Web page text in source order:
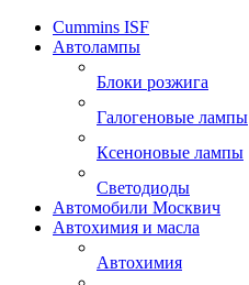
Cummins ISF
Автолампы
Блоки розжига
Галогеновые лампы
Ксеноновые лампы
Светодиоды
Автомобили Москвич
Автохимия и масла
Автохимия